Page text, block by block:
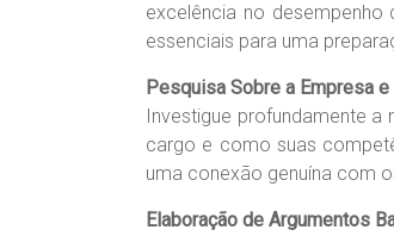
excelência no
essenciais para uma
Pesquisa Sobre a Empresa e
Investigue profundamente
cargo e como suas
uma conexão genuína com
Elaboração de Argumentos